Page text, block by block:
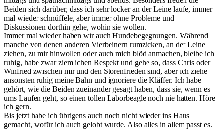
Beiden sich darüber, dass ich sehr locker an der Leine laufe, immer
mal wieder schnüffele, aber immer ohne Probleme und
Diskussionen dorthin gehe, wohin sie wollen.
Immer mal wieder haben wir auch Hundebegegnungen. Während
manche von denen anderen Vierbeinern rumzicken, an der Leine
ziehen, zu mir hinwollen oder auch mich blöd anmachen, bleibe ich
ruhig, habe zwar ziemlichen Respekt und gehe so, dass Chris oder
Winfried zwischen mir und den Störenfrieden sind, aber ich ziehe
ansonsten ruhig meine Bahn und ignoriere die Kläffer. Ich habe
gehört, wie die Beiden zueinander gesagt haben, dass sie, wenn es
ums Laufen geht, so einen tollen Laborbeagle noch nie hatten. Höre
ich gern.
Bis jetzt habe ich übrigens auch noch nicht wieder ins Haus
gemacht, wofür ich auch gelobt wurde. Also alles in allem passt es.